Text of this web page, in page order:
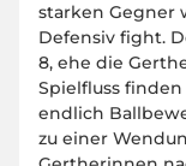
starken Gegner
Defensiv fight.
8, ehe die
Spielfluss
endlich
zu einer